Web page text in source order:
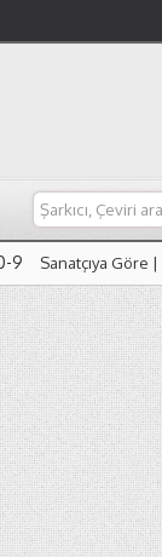
9
9
Sanatçıya Göre |